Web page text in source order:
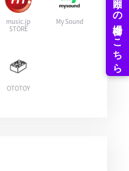
music.jp
STORE
My Sound
OTOTOY